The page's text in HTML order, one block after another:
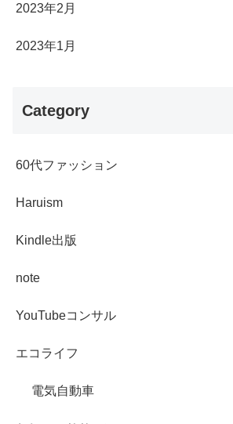
2023年2月
2023年1月
Category
60代ファッション
Haruism
Kindle出版
note
YouTubeコンサル
エコライフ
電気自動車